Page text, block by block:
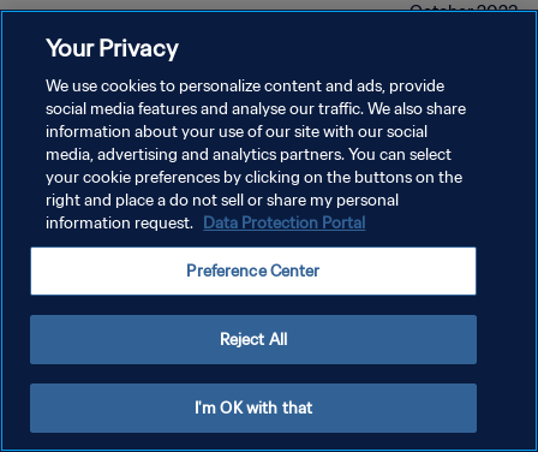
October 2023
سياسة الخصوصية
إدارة تفضيلات ملفات تعريف الارتباط
Your Privacy
We use cookies to personalize content and ads, provide
social media features and analyse our traffic. We also share
information about your use of our site with our social
media, advertising and analytics partners. You can select
your cookie preferences by clicking on the buttons on the
right and place a do not sell or share my personal
information request. Data Protection Portal
Preference Center
Reject All
I'm OK with that